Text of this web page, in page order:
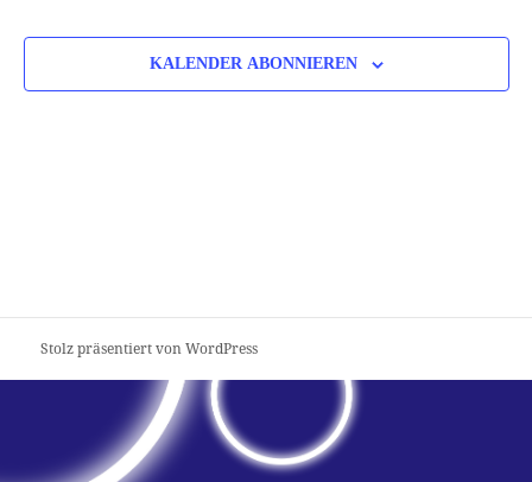
KALENDER ABONNIEREN
Stolz präsentiert von WordPress